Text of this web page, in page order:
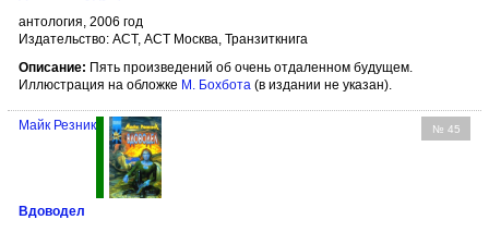
антология, 2006 год
Издательство: АСТ, АСТ Москва, Транзиткнига
Описание: Пять произведений об очень отдаленном будущем.
Иллюстрация на обложке М. Бохбота (в издании не указан).
№ 45
Майк Резник
Вдоводел